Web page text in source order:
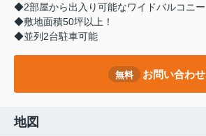
◆2部屋から出入り可能なワイドバルコニー
◆敷地面積50坪以上！
◆並列2台駐車可能
無料 お問い合わせ
地図